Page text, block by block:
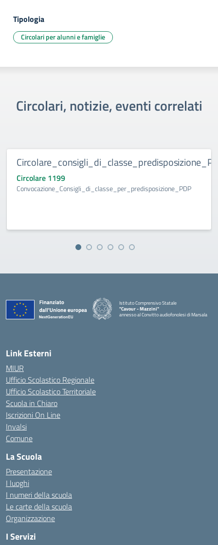
Tipologia
Circolari per alunni e famiglie
Circolari, notizie, eventi correlati
Circolare 1199
Convocazione_Consigli_di_classe_per_predisposizione_PDP
Istituto Comprensivo Statale
"Cavour - Mazzini"
annesso al Convitto audiofonolesi di Marsala
Link Esterni
MIUR
Ufficio Scolastico Regionale
Ufficio Scolastico Territoriale
Scuola in Chiaro
Iscrizioni On Line
Invalsi
Comune
La Scuola
Presentazione
I luoghi
I numeri della scuola
Le carte della scuola
Organizzazione
I Servizi